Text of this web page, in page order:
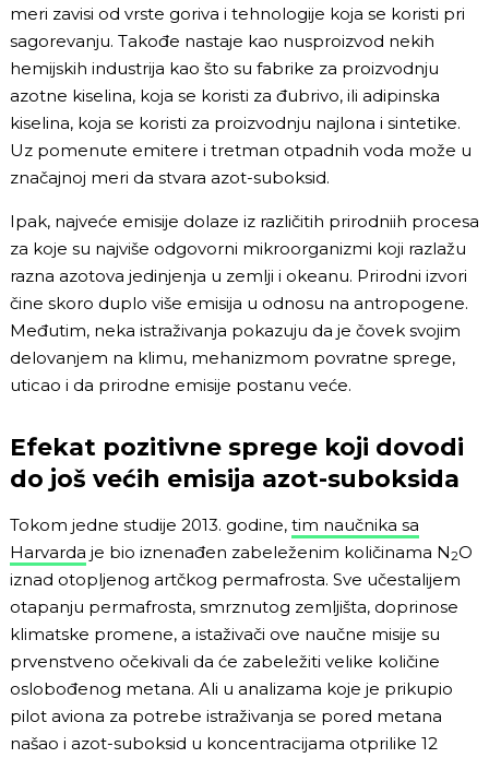
meri zavisi od vrste goriva i tehnologije koja se koristi pri
sagorevanju. Takođe nastaje kao nusproizvod nekih
hemijskih industrija kao što su fabrike za proizvodnju
azotne kiselina, koja se koristi za đubrivo, ili adipinska
kiselina, koja se koristi za proizvodnju najlona i sintetike.
Uz pomenute emitere i tretman otpadnih voda može u
značajnoj meri da stvara azot-suboksid.
Ipak, najveće emisije dolaze iz različitih prirodniih procesa
za koje su najviše odgovorni mikroorganizmi koji razlažu
razna azotova jedinjenja u zemlji i okeanu. Prirodni izvori
čine skoro duplo više emisija u odnosu na antropogene.
Međutim, neka istraživanja pokazuju da je čovek svojim
delovanjem na klimu, mehanizmom povratne sprege,
uticao i da prirodne emisije postanu veće.
Efekat pozitivne sprege koji dovodi
do još većih emisija azot-suboksida
Tokom jedne studije 2013. godine, tim naučnika sa
Harvarda je bio iznenađen zabeleženim količinama N2O
iznad otopljenog artčkog permafrosta. Sve učestalijem
otapanju permafrosta, smrznutog zemljišta, doprinose
klimatske promene, a istaživači ove naučne misije su
prvenstveno očekivali da će zabeležiti velike količine
oslobođenog metana. Ali u analizama koje je prikupio
pilot aviona za potrebe istraživanja se pored metana
našao i azot-suboksid u koncentracijama otprilike 12